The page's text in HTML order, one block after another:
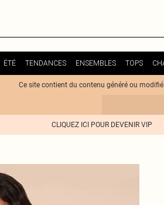
ÉTÉ TENDANCES ENSEMBLES TOPS
Ce site contient du contenu généré ou
CLIQUEZ ICI POUR DEVENIR VIP